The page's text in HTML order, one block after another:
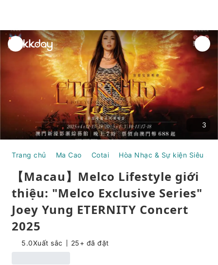
unread
notifications
3
Trang chủ Ma Cao Cotai Hòa Nhạc & Sự kiện Siêu sao
【Macau】Melco Lifestyle giới
thiệu: "Melco Exclusive Series"
Joey Yung ETERNITY Concert
2025
5.0Xuất sắc 25+ đã đặt